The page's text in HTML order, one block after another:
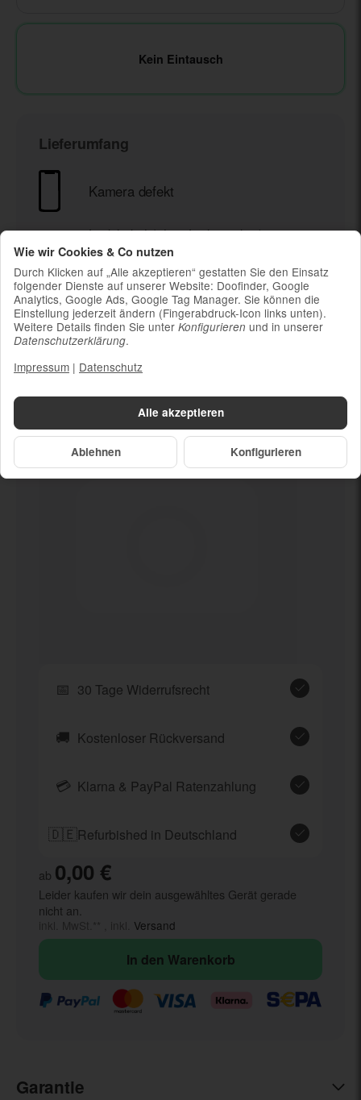
Kein Eintausch
Lieferumfang
Kamera defekt
Ladekabel (ohne Ladestecker)
Um die Nachhaltigkeit zu unterstützen und
weil die meisten neueren Smartphones
kabelloses Laden ermöglichen, ist kein
Ladestecker im Lieferumfang enthalten
📅 30 Tage Widerrufsrecht
🚚 Kostenloser Rückversand
💳 Klarna & PayPal Ratenzahlung
🇩🇪Refurbished in Deutschland
ab 0,00 €
Leider kaufen wir dein ausgewähltes Gerät gerade
nicht an.
Versand
In den Warenkorb
Garantie
Alle akzeptieren
Ablehnen Konfigurieren
Wie wir Cookies & Co nutzen
Durch Klicken auf „Alle akzeptieren“ gestatten Sie den Einsatz
folgender Dienste auf unserer Website: Doofinder, Google
Analytics, Google Ads, Google Tag Manager. Sie können die
Einstellung jederzeit ändern (Fingerabdruck-Icon links unten).
Weitere Details finden Sie unter Konfigurieren und in unserer
Datenschutzerklärung.
Impressum | Datenschutz